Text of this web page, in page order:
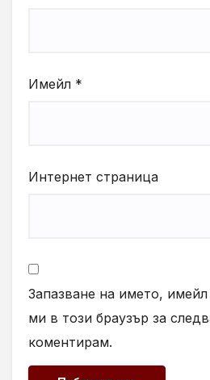
Имейл *
Интернет страница
Запазване на името,
ми в този браузър за
коментирам.